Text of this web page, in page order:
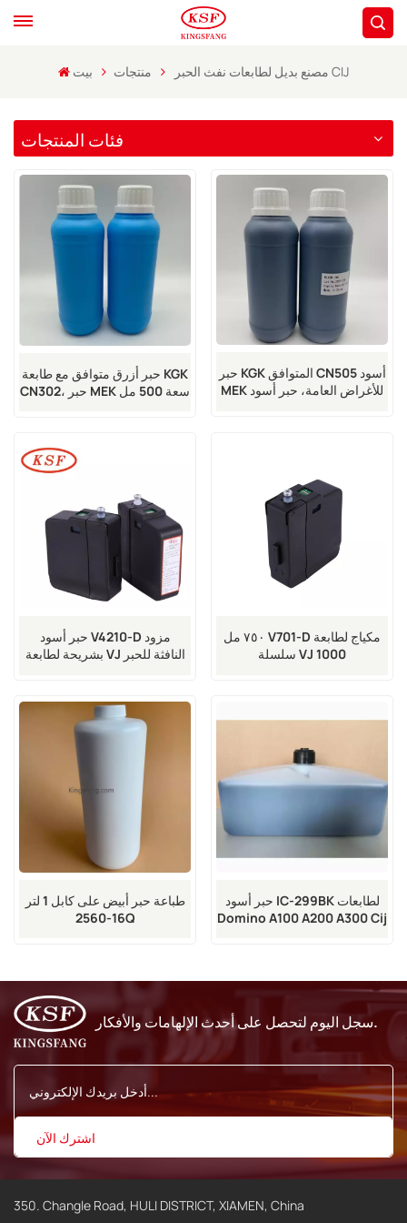
بيت منتجات مصنع بديل لطابعات نفث الحبر CIJ
فئات المنتجات
حبر أزرق متوافق مع طابعة KGK
CN302، حبر MEK سعة 500 مل
حبر KGK المتوافق CN505 أسود
MEK للأغراض العامة، حبر أسود
حبر أسود V4210-D مزود
بشريحة لطابعة VJ النافثة للحبر
٧٥٠ مل V701-D مكياج لطابعة
سلسلة VJ 1000
طباعة حبر أبيض على كابل 1 لتر
16-2560Q
حبر أسود IC-299BK لطابعات
Domino A100 A200 A300 Cij
سجل اليوم لتحصل على أحدث الإلهامات والأفكار.
350. Changle Road, HULI DISTRICT, XIAMEN, China